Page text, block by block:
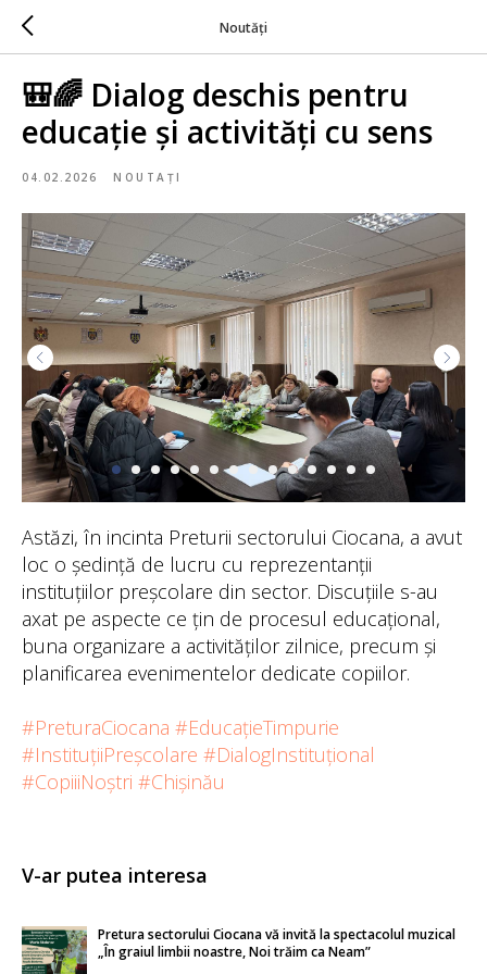
Noutăți
🎒🌈 Dialog deschis pentru
educație și activități cu sens
04.02.2026 NOUTAȚI
Astăzi, în incinta Preturii sectorului Ciocana, a avut
loc o ședință de lucru cu reprezentanții
instituțiilor preșcolare din sector. Discuțiile s-au
axat pe aspecte ce țin de procesul educațional,
buna organizare a activităților zilnice, precum și
planificarea evenimentelor dedicate copiilor.
#PreturaCiocana #EducațieTimpurie
#InstituțiiPreșcolare #DialogInstituțional
#CopiiiNoștri #Chișinău
V-ar putea interesa
Pretura sectorului Ciocana vă invită la spectacolul muzical
„În graiul limbii noastre, Noi trăim ca Neam”